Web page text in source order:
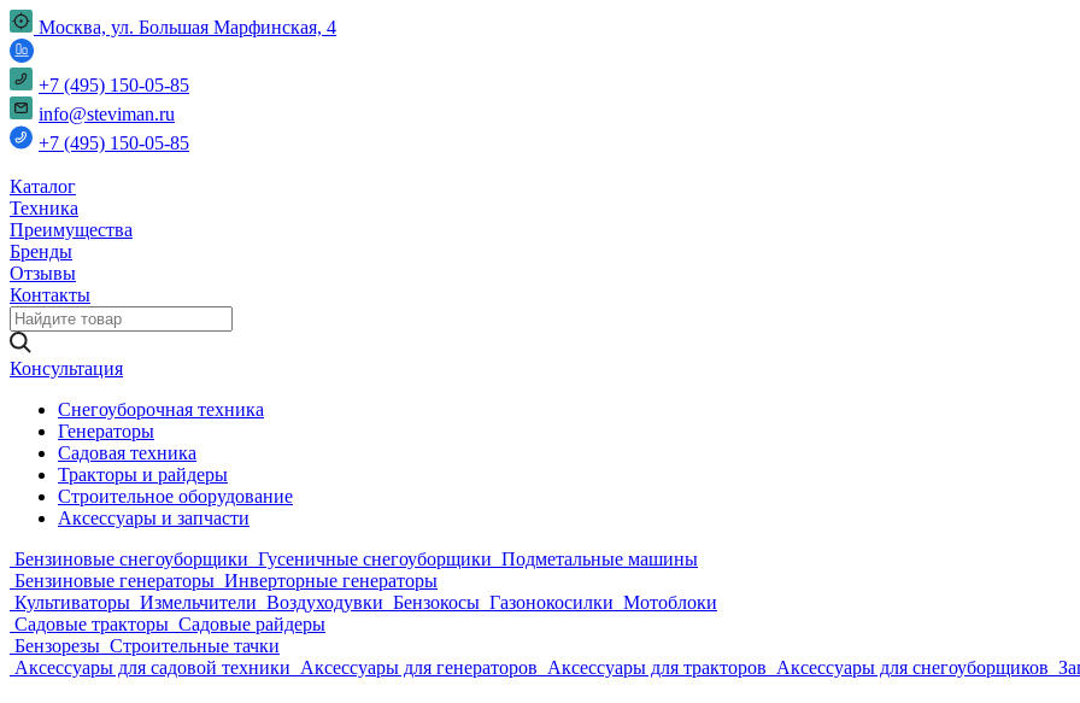
Москва, ул. Большая Марфинская, 4
+7 (495) 150-05-85
info@steviman.ru
+7 (495) 150-05-85
Каталог
Техника
Преимущества
Бренды
Отзывы
Контакты
Консультация
Снегоуборочная техника
Генераторы
Садовая техника
Тракторы и райдеры
Строительное оборудование
Аксессуары и запчасти
Бензиновые снегоуборщики Гусеничные снегоуборщики Подметальные машины
Бензиновые генераторы Инверторные генераторы
Культиваторы Измельчители Воздуходувки Бензокосы Газонокосилки Мотоблоки
Садовые тракторы Садовые райдеры
Бензорезы Строительные тачки
Аксессуары для садовой техники Аксессуары для генераторов Аксессуары для тракторов Аксессуары для снегоуборщиков